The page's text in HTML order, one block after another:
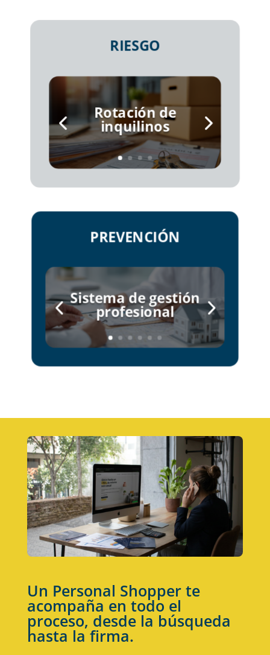
RIESGO
Rotación de
inquilinos
PREVENCIÓN
Sistema de gestión
profesional
Un Personal Shopper te
acompaña en todo el
proceso, desde la búsqueda
hasta la firma.